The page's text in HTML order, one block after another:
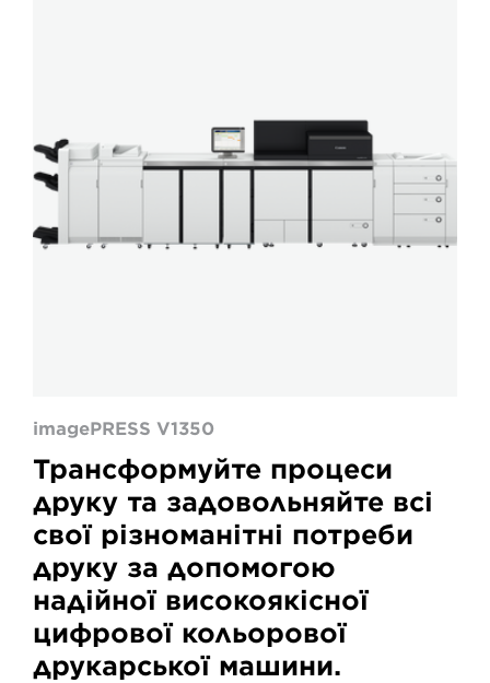
imagePRESS V1350
Трансформуйте процеси
друку та задовольняйте всі
свої різноманітні потреби
друку за допомогою
надійної високоякісної
цифрової кольорової
друкарської машини.